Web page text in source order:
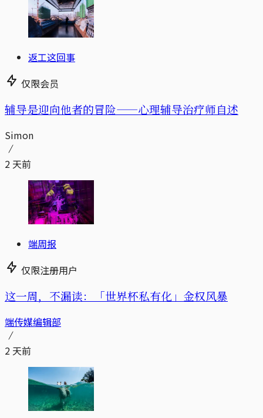
返工这回事
仅限会员
辅导是迎向他者的冒险——心理辅导治疗师自述
Simon
2 天前
端周报
仅限注册用户
这一周，不漏读：「世界杯私有化」金权风暴
端传媒编辑部
2 天前